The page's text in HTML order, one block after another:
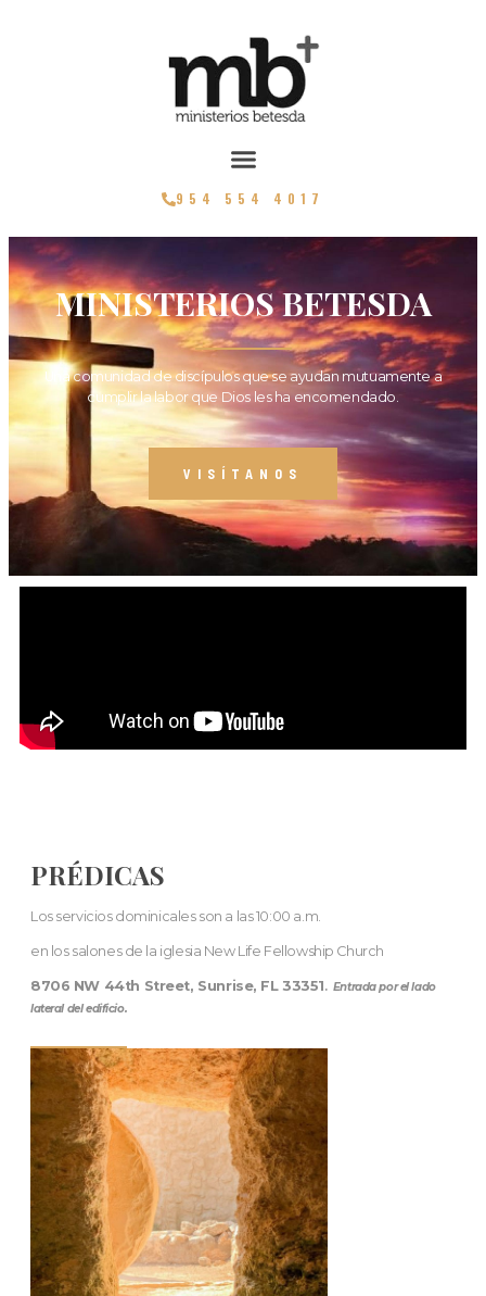
954 554 4017
MINISTERIOS BETESDA
Una comunidad de discípulos que se ayudan mutuamente a
cumplir la labor que Dios les ha encomendado.
VISÍTANOS
PRÉDICAS
Los servicios dominicales son a las 10:00 a.m.
en los salones de la iglesia New Life Fellowship Church
8706 NW 44th Street, Sunrise, FL 33351. Entrada por el lado
lateral del edificio.